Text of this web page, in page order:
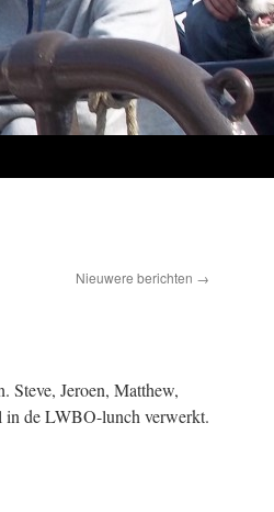
Nieuwere berichten →
Steve, Jeroen, Matthew,
in de LWBO-lunch verwerkt.